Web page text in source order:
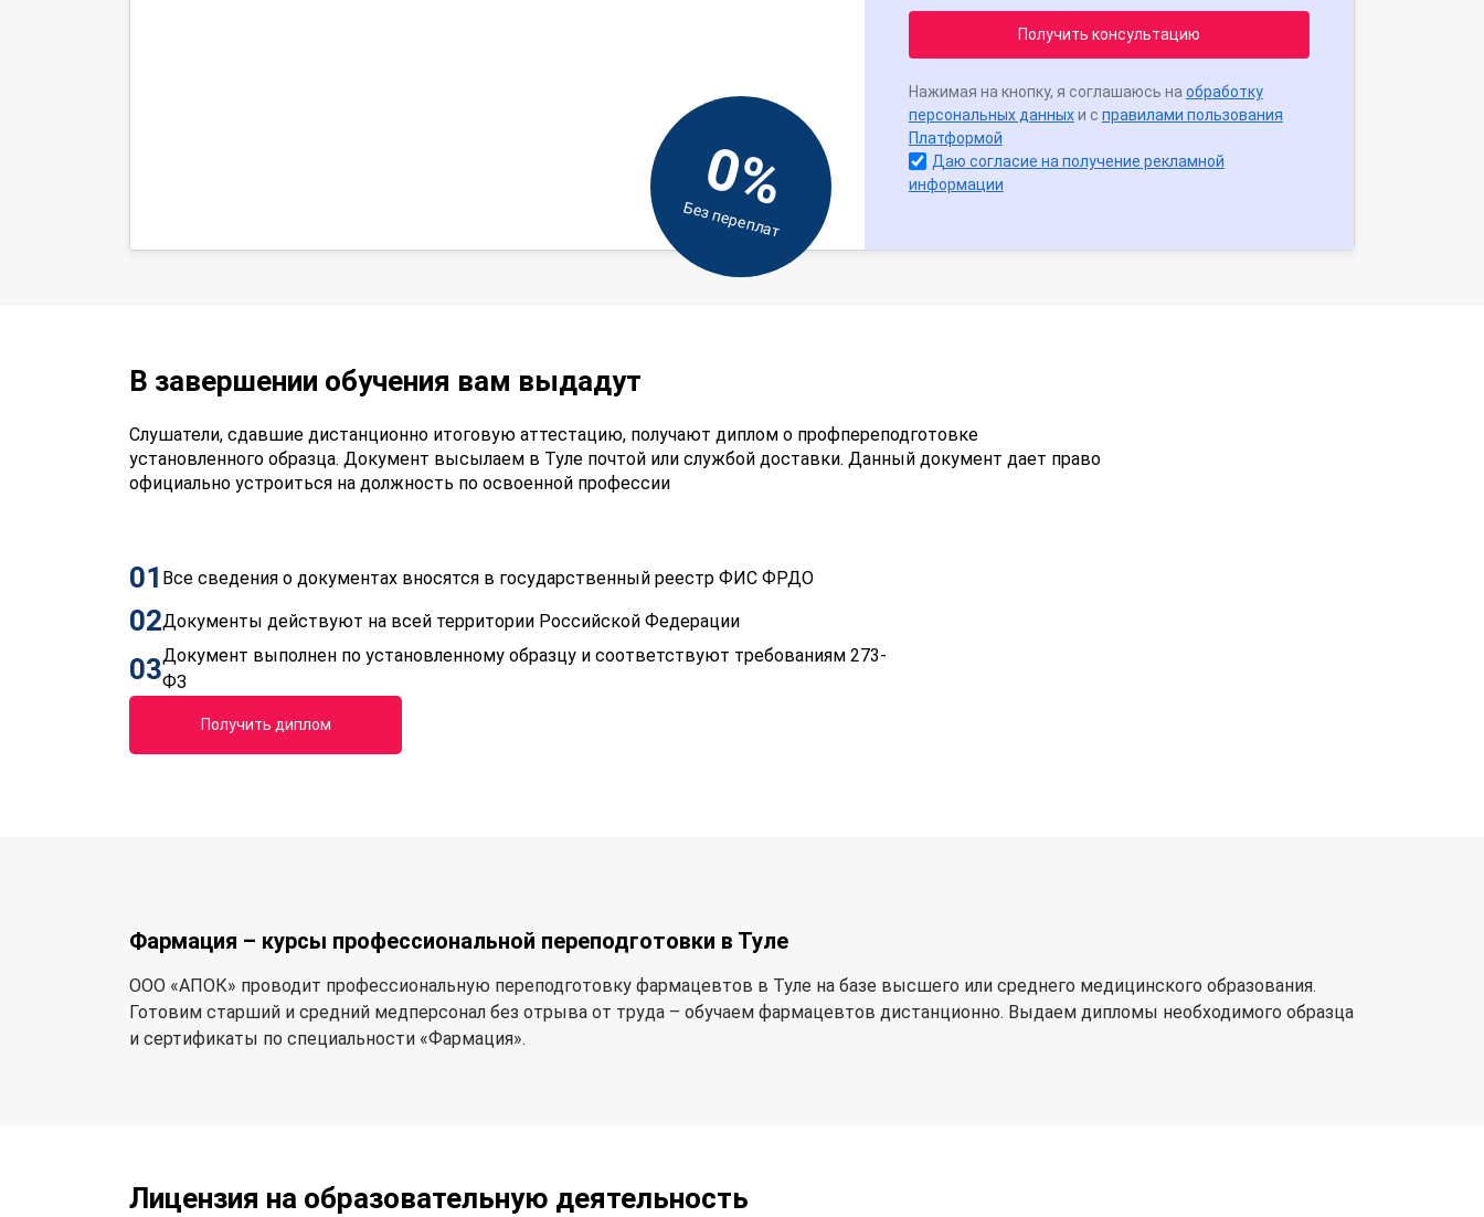
0%
Без переплат
Получить консультацию
Нажимая на кнопку, я соглашаюсь на обработку
персональных данныхи с правилами пользования
Платформой
Даю согласие на получение рекламной
информации
В завершении обучения вам выдадут
Слушатели, сдавшие дистанционно итоговую аттестацию, получают диплом о профпереподготовке
установленного образца. Документ высылаем в Туле почтой или службой доставки. Данный документ дает право
официально устроиться на должность по освоенной профессии
01 Все сведения о документах вносятся в государственный реестр ФИС ФРДО
02Документы действуют на всей территории Российской Федерации
03Документ выполнен по установленному образцу и соответствуют требованиям 273-
ФЗ
Получить диплом
Фармация – курсы профессиональной переподготовки в Туле
ООО «АПОК» проводит профессиональную переподготовку фармацевтов в Туле на базе высшего или среднего медицинского образования.
Готовим старший и средний медперсонал без отрыва от труда – обучаем фармацевтов дистанционно. Выдаем дипломы необходимого образца
и сертификаты по специальности «Фармация».
Лицензия на образовательную деятельность